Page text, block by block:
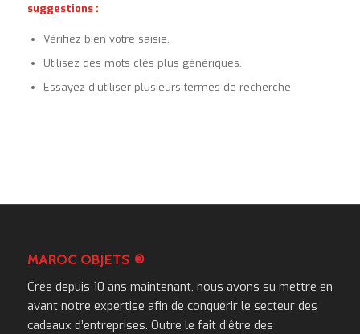
suggestions :
Vérifiez bien votre saisie.
Utilisez des mots clés plus génériques.
Essayez d’utiliser plusieurs termes de recherche.
MAROC OBJETS ®
Crée depuis 10 ans maintenant, nous avons su mettre en
avant notre expertise afin de conquérir le secteur des
cadeaux d’entreprises. Outre le fait d’être des